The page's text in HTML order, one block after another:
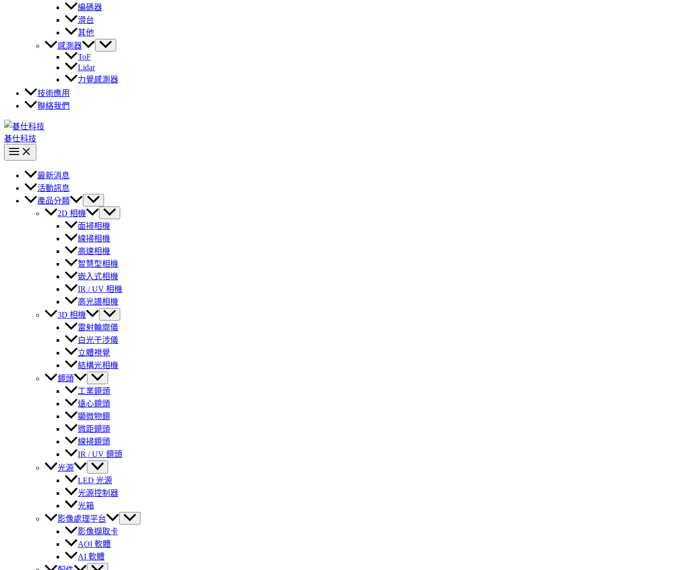
編碼器
滑台
其他
感測器
ToF
Lidar
力覺感測器
技術應用
聯絡我們
碁仕科技
最新消息
活動訊息
產品分類
2D 相機
面掃相機
線掃相機
高速相機
智慧型相機
嵌入式相機
IR / UV 相機
高光譜相機
3D 相機
雷射輪廓儀
白光干涉儀
立體視覺
結構光相機
鏡頭
工業鏡頭
遠心鏡頭
顯微物鏡
微距鏡頭
線掃鏡頭
IR / UV 鏡頭
光源
LED 光源
光源控制器
光箱
影像處理平台
影像擷取卡
AOI 軟體
AI 軟體